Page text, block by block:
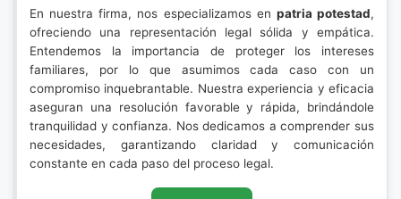
En nuestra firma, nos especializamos en patria potestad,
ofreciendo una representación legal sólida y empática.
Entendemos la importancia de proteger los intereses
familiares, por lo que asumimos cada caso con un
compromiso inquebrantable. Nuestra experiencia y eficacia
aseguran una resolución favorable y rápida, brindándole
tranquilidad y confianza. Nos dedicamos a comprender sus
necesidades, garantizando claridad y comunicación
constante en cada paso del proceso legal.